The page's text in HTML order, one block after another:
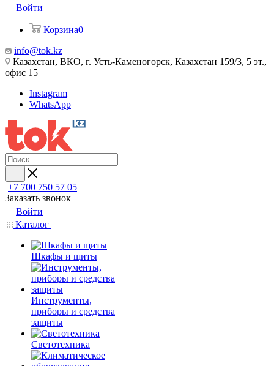
Войти
Корзина0
info@tok.kz
Казахстан, ВКО, г. Усть-Каменогорск, Казахстан 159/3, 5 эт.,
офис 15
Instagram
WhatsApp
+7 700 750 57 05
Заказать звонок
Войти
Каталог
Шкафы и щиты
Инструменты,
приборы и средства
защиты
Светотехника